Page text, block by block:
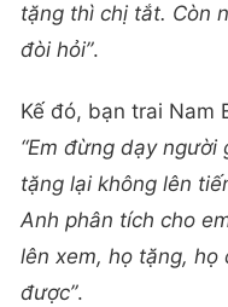
tặng thì chị tắt. Còn
đòi hỏi”.
Kế đó, bạn trai Nam
“Em đừng dạy
tặng lại không lên
Anh phân tích cho
lên xem, họ tặng, họ
được”.